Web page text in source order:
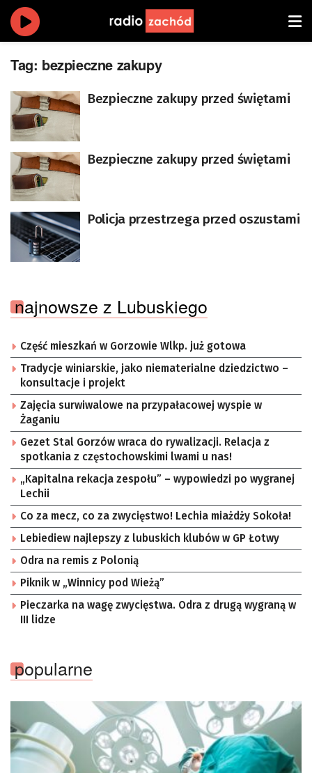
Tag: bezpieczne zakupy
Bezpieczne zakupy przed świętami
Bezpieczne zakupy przed świętami
Policja przestrzega przed oszustami
najnowsze z Lubuskiego
Część mieszkań w Gorzowie Wlkp. już gotowa
Tradycje winiarskie, jako niematerialne dziedzictwo –
konsultacje i projekt
Zajęcia surwiwalowe na przypałacowej wyspie w
Żaganiu
Gezet Stal Gorzów wraca do rywalizacji. Relacja z
spotkania z częstochowskimi lwami u nas!
„Kapitalna rekacja zespołu” – wypowiedzi po wygranej
Lechii
Co za mecz, co za zwycięstwo! Lechia miażdży Sokoła!
Lebiediew najlepszy z lubuskich klubów w GP Łotwy
Odra na remis z Polonią
Piknik w „Winnicy pod Wieżą”
Pieczarka na wagę zwycięstwa. Odra z drugą wygraną w
III lidze
popularne